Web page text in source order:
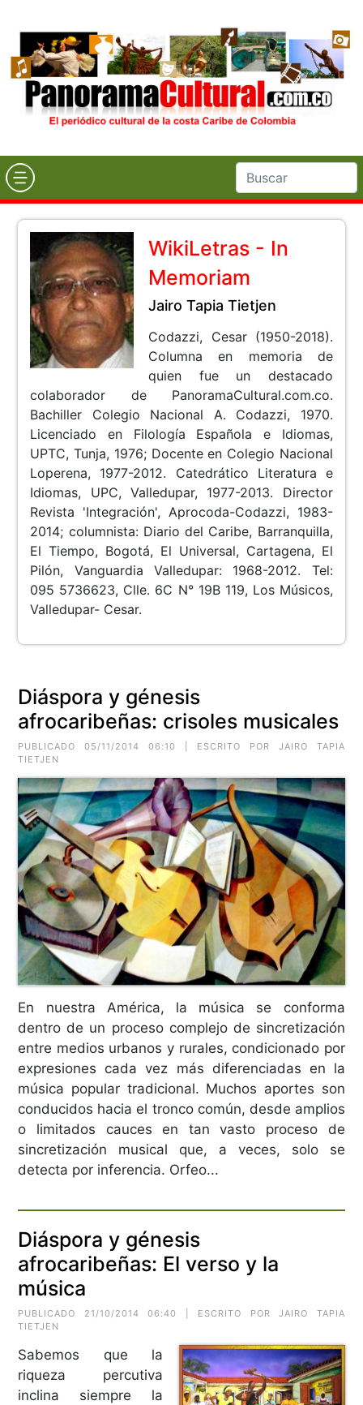
WikiLetras - In
Memoriam
Jairo Tapia Tietjen
Codazzi, Cesar (1950-2018).
Columna en memoria de
quien fue un destacado
colaborador de PanoramaCultural.com.co.
Bachiller Colegio Nacional A. Codazzi, 1970.
Licenciado en Filología Española e Idiomas,
UPTC, Tunja, 1976; Docente en Colegio Nacional
Loperena, 1977-2012. Catedrático Literatura e
Idiomas, UPC, Valledupar, 1977-2013. Director
Revista 'Integración', Aprocoda-Codazzi, 1983-
2014; columnista: Diario del Caribe, Barranquilla,
El Tiempo, Bogotá, El Universal, Cartagena, El
Pilón, Vanguardia Valledupar: 1968-2012. Tel:
095 5736623, Clle. 6C N° 19B 119, Los Músicos,
Valledupar- Cesar.
Diáspora y génesis
afrocaribeñas: crisoles musicales
PUBLICADO 05/11/2014 06:10 | ESCRITO POR JAIRO TAPIA
TIETJEN
En nuestra América, la música se conforma
dentro de un proceso complejo de sincretización
entre medios urbanos y rurales, condicionado por
expresiones cada vez más diferenciadas en la
música popular tradicional. Muchos aportes son
conducidos hacia el tronco común, desde amplios
o limitados cauces en tan vasto proceso de
sincretización musical que, a veces, solo se
detecta por inferencia. Orfeo...
Diáspora y génesis
afrocaribeñas: El verso y la
música
PUBLICADO 21/10/2014 06:40 | ESCRITO POR JAIRO TAPIA
TIETJEN
Sabemos que la
riqueza percutiva
inclina siempre la